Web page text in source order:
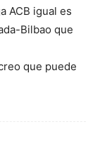
ACB igual es
Bilbao que
que puede